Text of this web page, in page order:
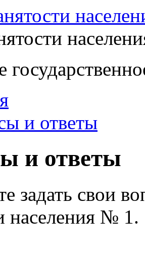
и ответы
и ответы
задать свои
населения № 1.